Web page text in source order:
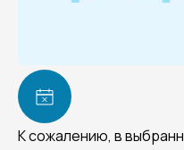
К сожалению, в